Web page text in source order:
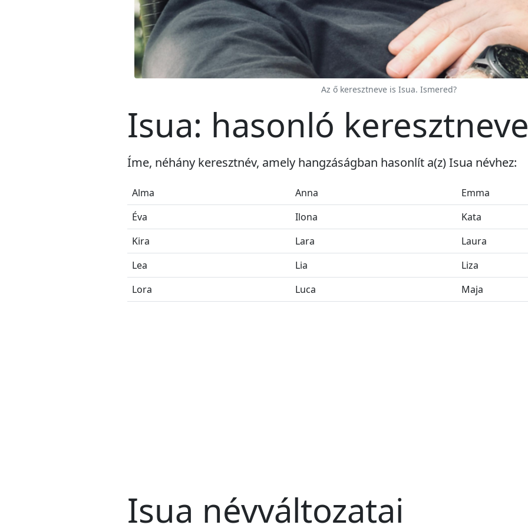
Az ő keresztneve is Isua. Ismered?
Isua: hasonló
Íme, néhány keresztnév, amely hangzáságban hasonlít a(z) Isua névhez:
Alma Anna
Emma
Éva
Ilona
Kata
Kira
Lara
Laura
Lea
Lia
Liza
Lora
Luca Maja
Isua névváltozatai